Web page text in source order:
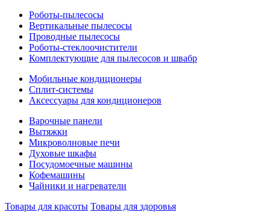
Роботы-пылесосы
Вертикальные пылесосы
Проводные пылесосы
Роботы-стеклоочистители
Комплектующие для пылесосов и швабр
Мобильные кондиционеры
Сплит-системы
Аксессуары для кондиционеров
Варочные панели
Вытяжки
Микроволновые печи
Духовые шкафы
Посудомоечные машины
Кофемашины
Чайники и нагреватели
Товары для красоты Товары для здоровья